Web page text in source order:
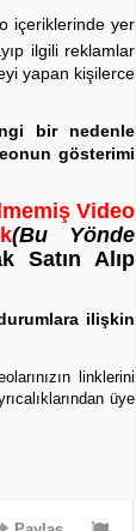
içeriklerinde yer
ilgili reklamlar
yapan kişilerce
bir nedenle
gösterimi
Video
(Bu Yönde
Satın Alıp
ilişkin
linklerini
üye